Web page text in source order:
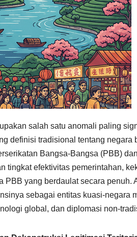
salah satu anomali paling
definisi tradisional tentang
Bangsa-Bangsa (PBB)
tingkat efektivitas pemerintahan,
PBB yang berdaulat secara
sebagai entitas kuasi-negara
global, dan diplomasi non-